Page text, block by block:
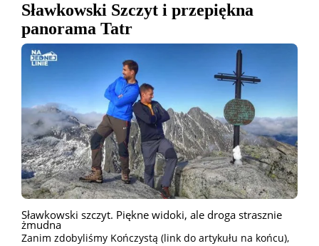
Sławkowski Szczyt i przepiękna
panorama Tatr
Sławkowski szczyt. Piękne widoki, ale droga strasznie
żmudna
Zanim zdobyliśmy Kończystą (link do artykułu na końcu),